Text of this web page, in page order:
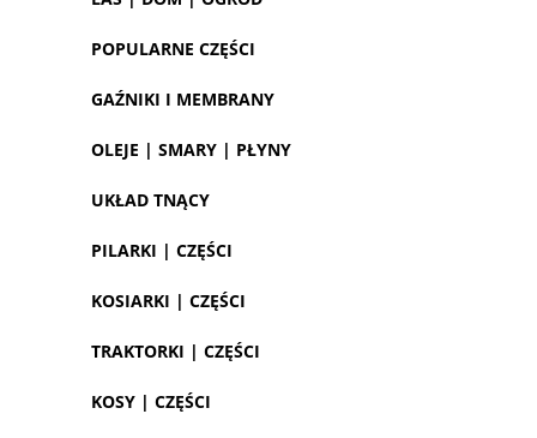
POPULARNE CZĘŚCI
GAŹNIKI I MEMBRANY
OLEJE | SMARY | PŁYNY
UKŁAD TNĄCY
PILARKI | CZĘŚCI
KOSIARKI | CZĘŚCI
TRAKTORKI | CZĘŚCI
KOSY | CZĘŚCI